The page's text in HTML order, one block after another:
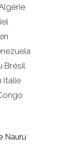
Brésil
Italie
Nauru